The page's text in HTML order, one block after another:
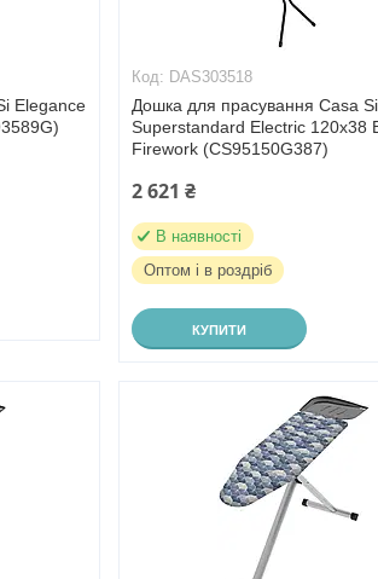
Elegance
DAS303518
Дошка для прасування Casa Si
Superstandard Electric 120x38
Firework (CS95150G387)
2 621 ₴
В наявності
Оптом і в роздріб
КУПИТИ